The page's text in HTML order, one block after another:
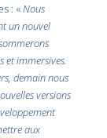
: «Nous
un nouvel
et immersives.
demain nous
versions
aux